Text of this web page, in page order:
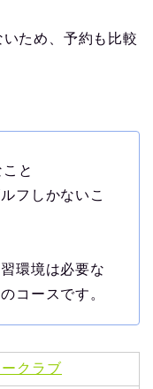
ため、予約も比較
と
フしかないこ
環境は必要な
コースです。
クラブ